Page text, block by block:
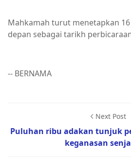
Mahkamah turut menetapkan
depan sebagai tarikh
-- BERNAMA
Next Post
Puluhan ribu adakan tunjuk
keganasan